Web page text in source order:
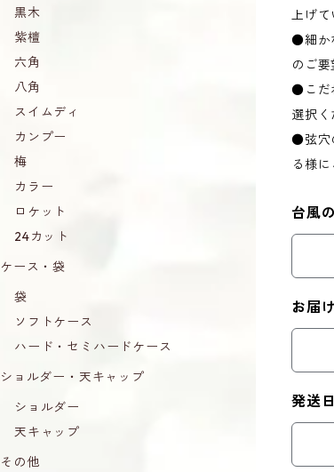
上げて
●細か
のご要
●こだ
選択く
●弦穴
る様
台風
お届
発送
黒木
紫檀
六角
八角
スイムディ
カンプー
梅
カラー
ロケット
24カット
ケース・袋
袋
ソフトケース
ハード・セミハードケース
ショルダー・天キャップ
ショルダー
天キャップ
その他